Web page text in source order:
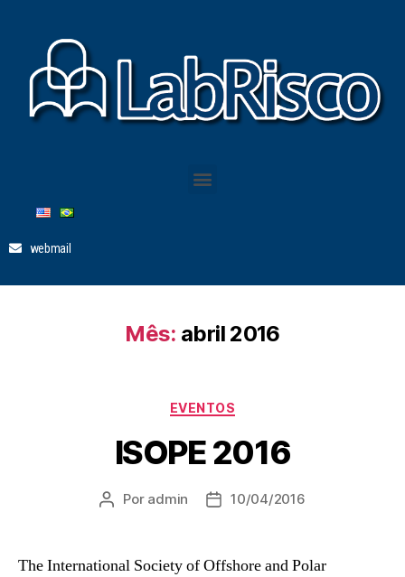
webmail
Mês: abril 2016
EVENTOS
ISOPE 2016
Por admin 10/04/2016
The International Society of Offshore and Polar